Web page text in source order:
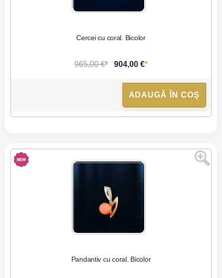
Cercei cu coral. Bicolor
965,00 €* 904,00 €*
ADAUGĂ ÎN COȘ
Pandantiv cu coral. Bicolor